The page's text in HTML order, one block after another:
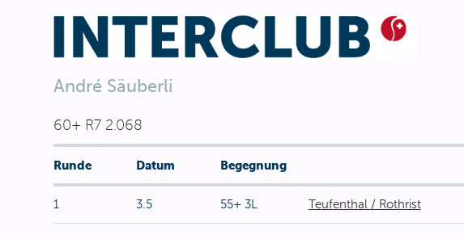
André Säuberli
60+ R7 2.068
Runde Datum Begegnung
1 3.5 55+ 3L Teufenthal / Rothrist